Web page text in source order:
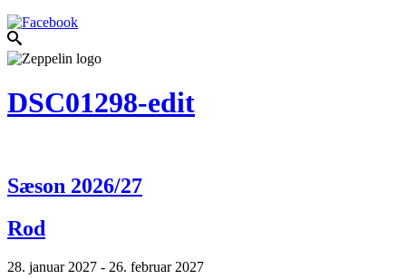
DSC01298-edit
Sæson 2026/27
Rod
28. januar 2027 - 26. februar 2027